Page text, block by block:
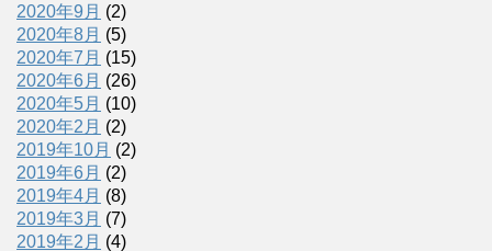
2020年9月 (2)
2020年8月 (5)
2020年7月 (15)
2020年6月 (26)
2020年5月 (10)
2020年2月 (2)
2019年10月 (2)
2019年6月 (2)
2019年4月 (8)
2019年3月 (7)
2019年2月 (4)